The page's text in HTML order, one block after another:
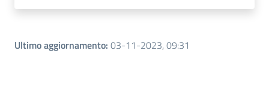
Ultimo aggiornamento: 03-11-2023, 09:31